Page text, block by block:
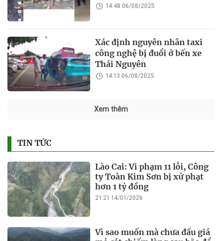
14:48 06/08/2025
Xác định nguyên nhân taxi
công nghệ bị đuổi ở bến xe
Thái Nguyên
14:13 06/08/2025
Xem thêm
TIN TỨC
Lào Cai: Vi phạm 11 lỗi, Công
ty Toàn Kim Sơn bị xử phạt
hơn 1 tỷ đồng
21:21 14/01/2026
Vì sao muốn mà chưa đấu giá